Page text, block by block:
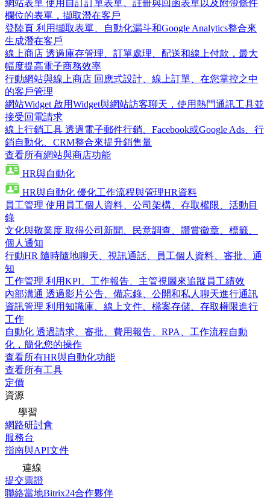
網站表單 使用自訂訂單表單、註冊與回函表單以及附帶條件
欄位的表單，擷取潛在客戶
登陸頁 利用擷取表單、自動化漏斗和Google Analytics整合來
生成潛在客戶
線上商店 透過庫存管理、訂單處理、配送和線上付款，最大
幅度提高電子商務效率
行動網站與線上商店 回應式設計、線上訂單、在您掌控之中
的客戶管理
網站Widget 啟用Widget與網站訪客聊天，使用熱門通訊工具並
接受回電請求
線上行銷工具 透過電子郵件行銷、Facebook或Google Ads、行
銷自動化、CRM整合來提升銷售量
查看所有網站與商店功能
HR與自動化
HR與自動化 優化工作流程與管理HR資料
員工管理 使用員工個人資料、公司架構、存取權限、活動目
錄
文化與敬業度 取得公司新聞、民意調查、讚賞徽章、標籤、
個人通知
行動HR 隨時隨地聊天、視訊通話、員工個人資料、審批、通
知
工作管理 利用KPI、工作報告、主管視圖來追蹤員工績效
內部溝通 透過影片公告、備忘錄、公開和私人聊天進行通訊
資訊管理 利用知識庫、線上文件、檔案存儲、存取權限進行
工作
自動化 透過請求、審批、費用報告、RPA、工作流程自動
化，簡化您的操作
查看所有HR與自動化功能
查看所有工具
定價
資源
學習
網路研討會
服務台
指南與API文件
連線
提交票證
聯絡當地Bitrix24合作夥伴